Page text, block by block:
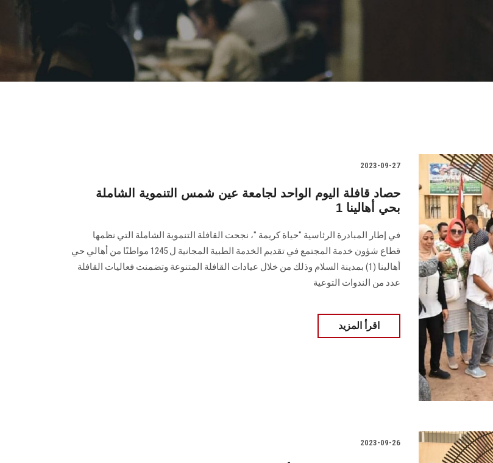
2023-09-27
حصاد قافلة اليوم الواحد لجامعة عين شمس التنموية الشاملة
بحي أهالينا 1
في إطار المبادرة الرئاسية "حياة كريمة "، نجحت القافلة التنموية الشاملة التي نظمها
قطاع شؤون خدمة المجتمع في تقديم الخدمة الطبية المجانية ل 1245 مواطنًا من أهالي حي
أهالينا (1) بمدينة السلام وذلك من خلال عيادات القافلة المتنوعة وتضمنت فعاليات القافلة
عدد من الندوات التوعية
اقرأ المزيد
2023-09-26